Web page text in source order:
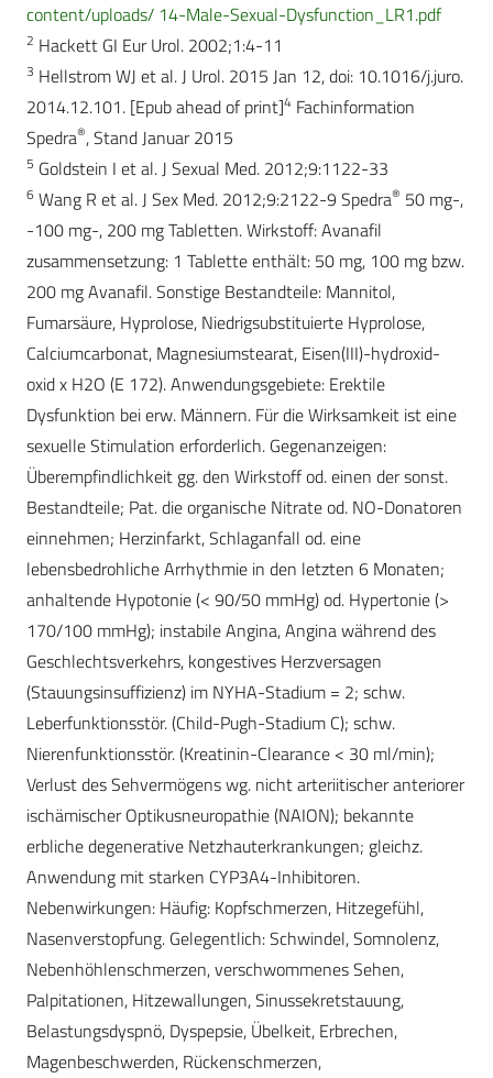
content/uploads/ 14-Male-Sexual-Dysfunction_LR1.pdf
2 Hackett GI Eur Urol. 2002;1:4-11
3 Hellstrom WJ et al. J Urol. 2015 Jan 12, doi: 10.1016/j.juro.
2014.12.101. [Epub ahead of print]4 Fachinformation
Spedra®, Stand Januar 2015
5 Goldstein I et al. J Sexual Med. 2012;9:1122-33
6 Wang R et al. J Sex Med. 2012;9:2122-9 Spedra® 50 mg-,
-100 mg-, 200 mg Tabletten. Wirkstoff: Avanafil
zusammensetzung: 1 Tablette enthält: 50 mg, 100 mg bzw.
200 mg Avanafil. Sonstige Bestandteile: Mannitol,
Fumarsäure, Hyprolose, Niedrigsubstituierte Hyprolose,
Calciumcarbonat, Magnesiumstearat, Eisen(III)-hydroxid-
oxid x H2O (E 172). Anwendungsgebiete: Erektile
Dysfunktion bei erw. Männern. Für die Wirksamkeit ist eine
sexuelle Stimulation erforderlich. Gegenanzeigen:
Überempfindlichkeit gg. den Wirkstoff od. einen der sonst.
Bestandteile; Pat. die organische Nitrate od. NO-Donatoren
einnehmen; Herzinfarkt, Schlaganfall od. eine
lebensbedrohliche Arrhythmie in den letzten 6 Monaten;
anhaltende Hypotonie (< 90/50 mmHg) od. Hypertonie (>
170/100 mmHg); instabile Angina, Angina während des
Geschlechtsverkehrs, kongestives Herzversagen
(Stauungsinsuffizienz) im NYHA-Stadium = 2; schw.
Leberfunktionsstör. (Child-Pugh-Stadium C); schw.
Nierenfunktionsstör. (Kreatinin-Clearance < 30 ml/min);
Verlust des Sehvermögens wg. nicht arteriitischer anteriorer
ischämischer Optikusneuropathie (NAION); bekannte
erbliche degenerative Netzhauterkrankungen; gleichz.
Anwendung mit starken CYP3A4-Inhibitoren.
Nebenwirkungen: Häufig: Kopfschmerzen, Hitzegefühl,
Nasenverstopfung. Gelegentlich: Schwindel, Somnolenz,
Nebenhöhlenschmerzen, verschwommenes Sehen,
Palpitationen, Hitzewallungen, Sinussekretstauung,
Belastungsdyspnö, Dyspepsie, Übelkeit, Erbrechen,
Magenbeschwerden, Rückenschmerzen,